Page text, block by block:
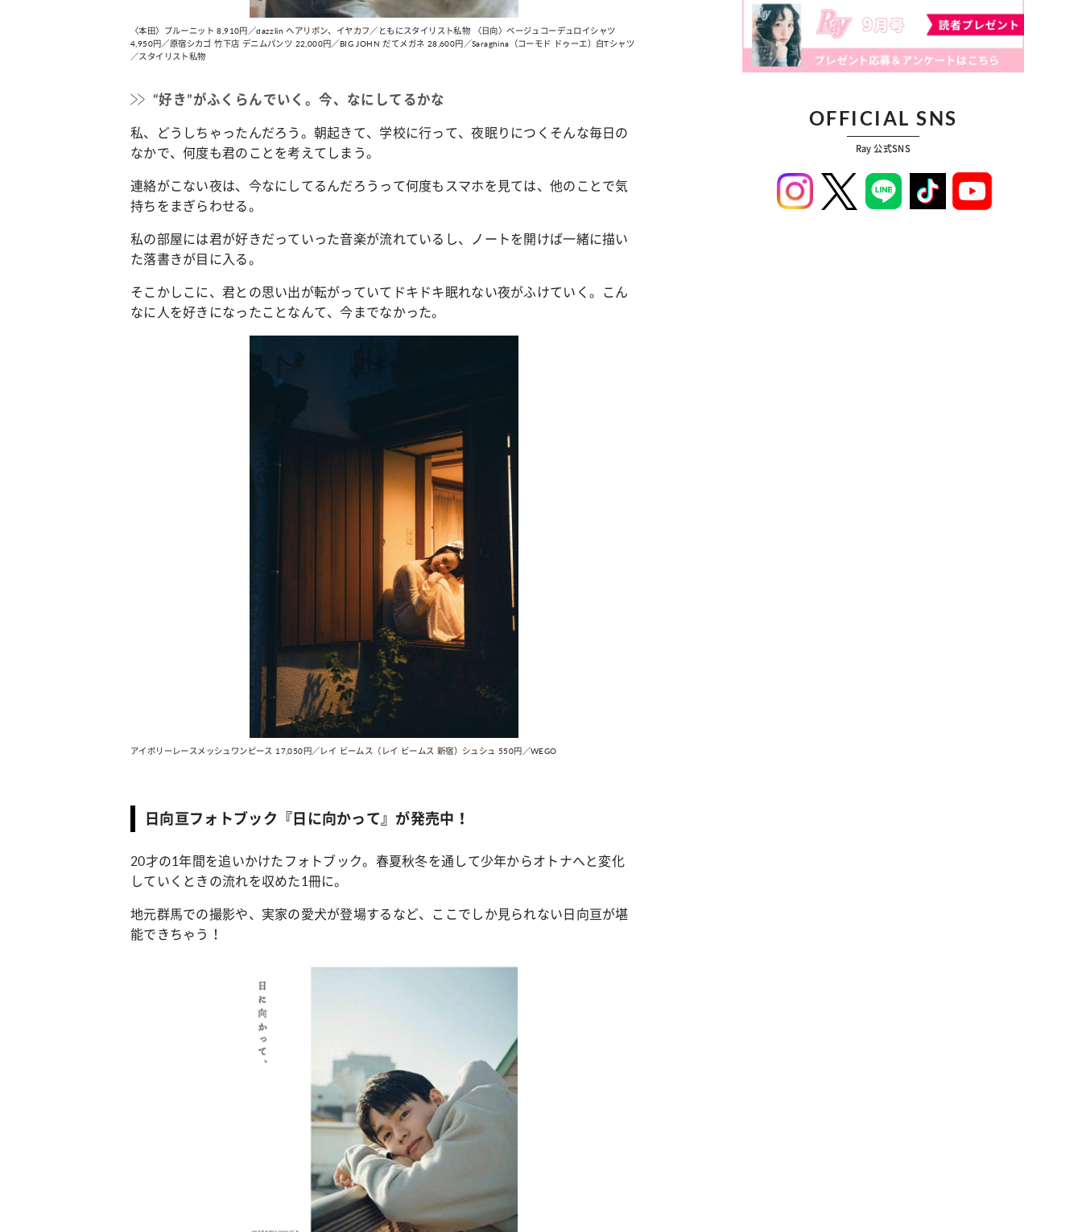
〈本田〉ブルーニット 8,910円／dazzlin ヘアリボン、イヤカフ／ともにスタイリスト私物 〈日向〉ベージュコーデュロイシャツ
4,950円／原宿シカゴ 竹下店 デニムパンツ 22,000円／BIG JOHN だてメガネ 28,600円／Saraghina（コーモド ドゥーエ）白Tシャツ
／スタイリスト私物
“好き”がふくらんでいく。今、なにしてるかな
私、どうしちゃったんだろう。朝起きて、学校に行って、夜眠りにつくそんな毎日の
なかで、何度も君のことを考えてしまう。
連絡がこない夜は、今なにしてるんだろうって何度もスマホを見ては、他のことで気
持ちをまぎらわせる。
私の部屋には君が好きだっていった音楽が流れているし、ノートを開けば一緒に描い
た落書きが目に入る。
そこかしこに、君との思い出が転がっていてドキドキ眠れない夜がふけていく。こん
なに人を好きになったことなんて、今までなかった。
アイボリーレースメッシュワンピース 17,050円／レイ ビームス（レイ ビームス 新宿）シュシュ 550円／WEGO
日向亘フォトブック『日に向かって』が発売中！
20才の1年間を追いかけたフォトブック。春夏秋冬を通して少年からオトナへと変化
していくときの流れを収めた1冊に。
地元群馬での撮影や、実家の愛犬が登場するなど、ここでしか見られない日向亘が堪
能できちゃう！
OFFICIAL SNS
Ray 公式SNS